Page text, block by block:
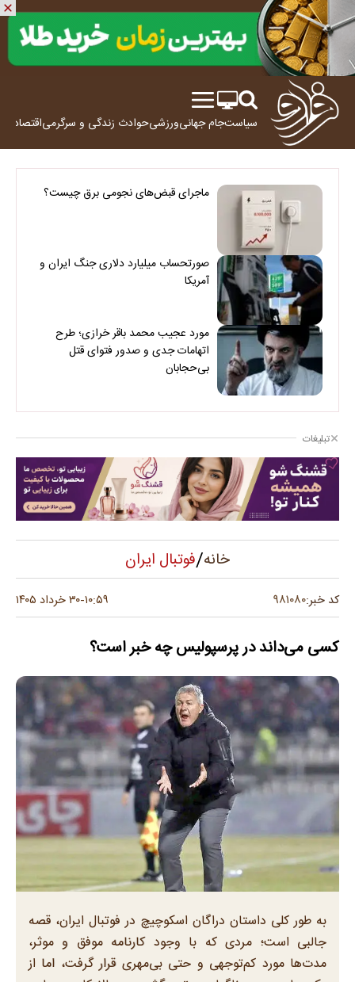
سیاستجام جهانیورزشیحوادث زندگی و سرگرمیاقتصاد
ماجرای قبض‌های نجومی برق چیست؟
صورتحساب میلیارد دلاری جنگ ایران و
آمریکا
مورد عجیب محمد باقر خرازی؛ طرح
اتهامات جدی و صدور فتوای قتل
بی‌حجابان
تبلیغات
خانه/فوتبال ایران
کد خبر:۹۸۱۰۸۰ ۱۰:۵۹-۳۰ خرداد ۱۴۰۵
کسی می‌داند در پرسپولیس چه خبر است؟
به طور کلی داستان دراگان اسکوچیچ در فوتبال ایران، قصه
جالبی است؛ مردی که با وجود کارنامه موفق و موثر،
مدت‌ها مورد کم‌توجهی و حتی بی‌مهری قرار گرفت، اما از